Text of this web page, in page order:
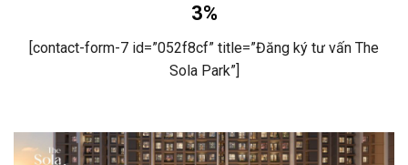
3%
[contact-form-7 id=”052f8cf” title=”Đăng ký tư vấn The
Sola Park”]